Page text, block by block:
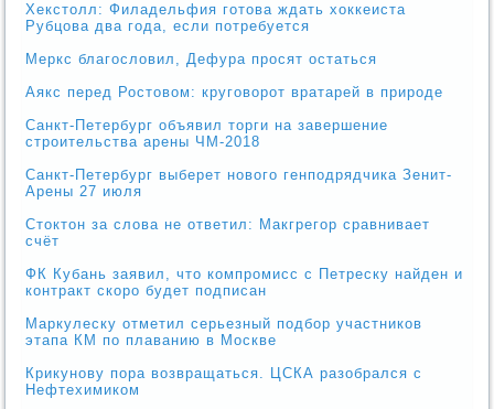
Хекстолл: Филадельфия готова ждать хоккеиста
Рубцова два года, если потребуется
Меркс благословил, Дефура просят остаться
Аякс перед Ростовом: круговорот вратарей в природе
Санкт-Петербург объявил торги на завершение
строительства арены ЧМ-2018
Санкт-Петербург выберет нового генподрядчика Зенит-
Арены 27 июля
Стоктон за слова не ответил: Макгрегор сравнивает
счёт
ФК Кубань заявил, что компромисс с Петреску найден и
контракт скоро будет подписан
Маркулеску отметил серьезный подбор участников
этапа КМ по плаванию в Москве
Крикунову пора возвращаться. ЦСКА разобрался с
Нефтехимиком